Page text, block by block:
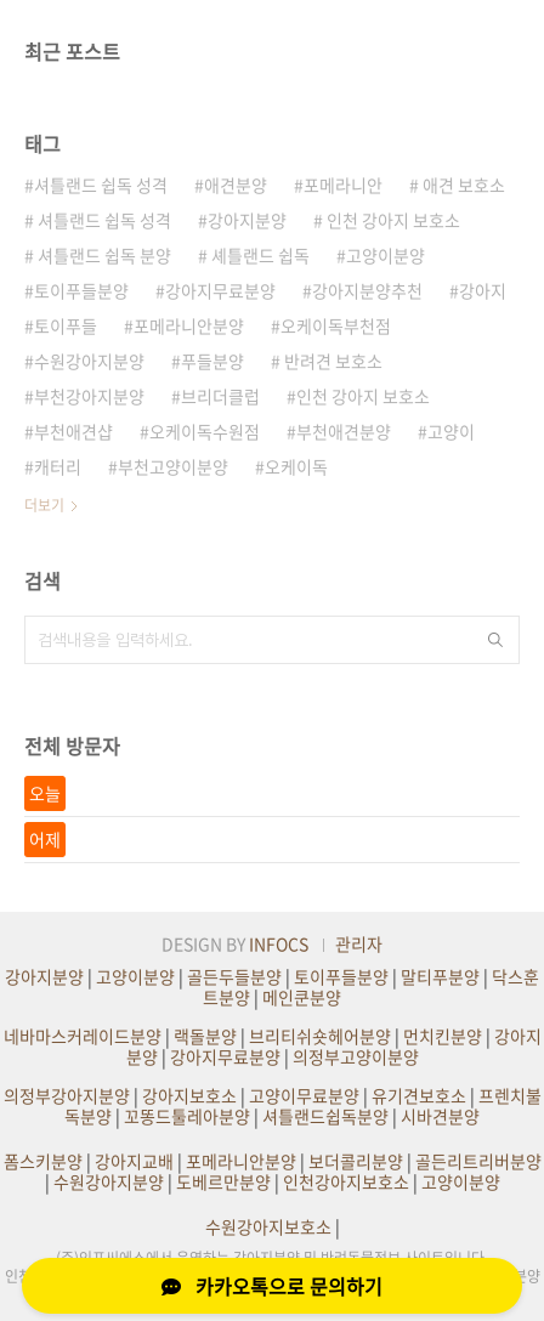
최근 포스트
태그
셔틀랜드 쉽독 성격 애견분양 포메라니안
애견 보호소
셔틀랜드 쉽독 성격
강아지분양
인천 강아지 보호소
셔틀랜드 쉽독 분양
셰틀랜드 쉽독
고양이분양
토이푸들분양
강아지무료분양 강아지분양추천
강아지
토이푸들
포메라니안분양
오케이독부천점
수원강아지분양
푸들분양
반려견 보호소
부천강아지분양
브리더클럽
인천 강아지 보호소
부천애견샵
오케이독수원점 부천애견분양
고양이
캐터리
부천고양이분양 오케이독
더보기
검색
전체 방문자
오늘
어제
DESIGN BY INFOCS
관리자
강아지분양 | 고양이분양 | 골든두들분양 | 토이푸들분양 | 말티푸분양 | 닥스훈
트분양 | 메인쿤분양
네바마스커레이드분양| 랙돌분양| 브리티쉬숏헤어분양| 먼치킨분양| 강아지
분양|강아지무료분양| 의정부고양이분양
의정부강아지분양| 강아지보호소| 고양이무료분양| 유기견보호소| 프렌치불
독분양 | 꼬똥드툴레아분양 | 셔틀랜드쉽독분양 | 시바견분양
폼스키분양| 강아지교배 | 포메라니안분양| 보더콜리분양| 골든리트리버분양
| 수원강아지분양| 도베르만분양| 인천강아지보호소| 고양이분양
수원강아지보호소|
(주)인포씨에스에서 운영하는 강아지분양 및 반려동물정보 사이트입니다.
인천,부천,서울,수원,원주,의정부,부산,대구,전주,평택,광주,화성,천안,일산,김포 강아지분양
및 사이트정보제공
카카오톡으로 문의하기